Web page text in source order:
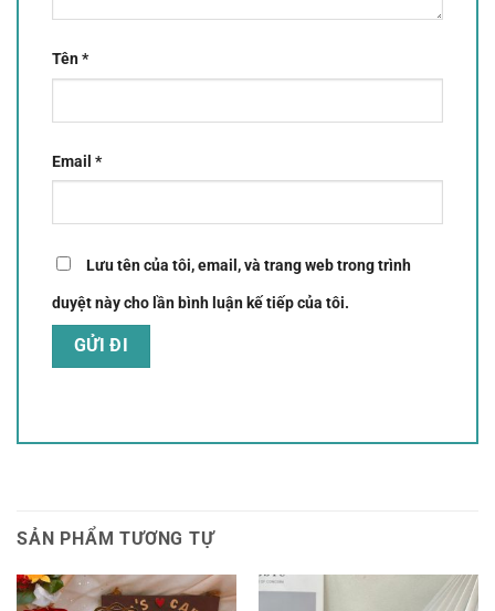
Tên*
Email *
Lưu tên của tôi, email, và trang web trong trình
duyệt này cho lần bình luận kế tiếp của tôi.
SẢN PHẨM TƯƠNG TỰ